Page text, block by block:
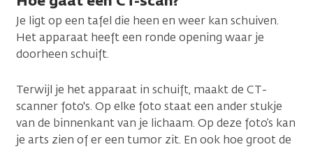
Je ligt op een tafel die heen en weer kan schuiven.
Het apparaat heeft een ronde opening waar je
doorheen schuift.
Terwijl je het apparaat in schuift, maakt de CT-
scanner foto's. Op elke foto staat een ander stukje
van de binnenkant van je lichaam. Op deze foto’s kan
je arts zien of er een tumor zit. En ook hoe groot de